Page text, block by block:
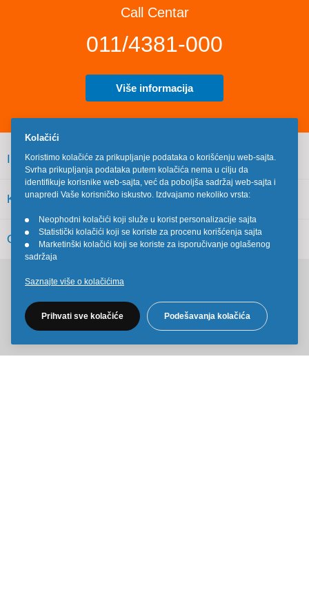
Call Centar
011/4381-000
Više informacija
INFORMACIJE
KORISNIČKI SERVIS
OSTALO
Kolačići
Koristimo kolačiće za prikupljanje podataka o korišćenju web-sajta.
Svrha prikupljanja podataka putem kolačića nema u cilju da
identifikuje korisnike web-sajta, već da poboljša sadržaj web-sajta i
unapredi Vaše korisničko iskustvo. Izdvajamo nekoliko vrsta:
•
Neophodni kolačići koji služe u korist personalizacije sajta
•
Statistički kolačići koji se koriste za procenu korišćenja sajta
•
Marketinški kolačići koji se koriste za isporučivanje oglašenog
sadržaja
Saznajte više o kolačićima
Prihvati sve kolačiće Podešavanja kolačića